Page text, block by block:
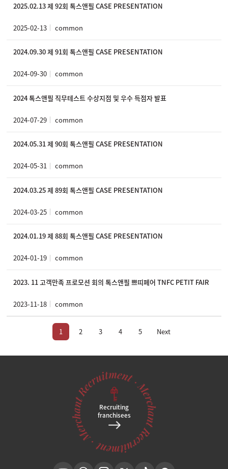
2025.02.13 제 92회 톡스앤필 CASE PRESENTATION
2025-02-13 common
2024.09.30 제 91회 톡스앤필 CASE PRESENTATION
2024-09-30 common
2024 톡스앤필 직무테스트 수상지점 및 우수 득점자 발표
2024-07-29 common
2024.05.31 제 90회 톡스앤필 CASE PRESENTATION
2024-05-31 common
2024.03.25 제 89회 톡스앤필 CASE PRESENTATION
2024-03-25 common
2024.01.19 제 88회 톡스앤필 CASE PRESENTATION
2024-01-19 common
2023. 11 고객만족 프로모션 회의 톡스앤필 쁘띠페어 TNFC PETIT FAIR
2023-11-18 common
1 2 3 4 5 Next
Recruiting
franchisees